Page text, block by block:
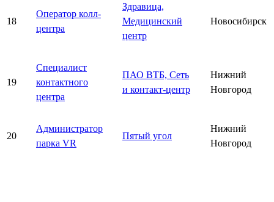
18
Оператор колл-
центра
Здравица,
Медицинский
центр
Новосибирск
19
Специалист
контактного
центра
ПАО ВТБ, Сеть
и контакт-центр
Нижний
Новгород
20
Администратор
парка VR
Пятый угол
Нижний
Новгород